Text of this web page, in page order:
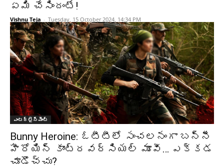
ఏమి చేసిందంటే!
Vishnu Teja - Tuesday, 15 October 2024, 14:34 PM
ఎంటర్టైన్మెంట్
Bunny Heroine: ఓటీటీలో సంచలనంగా బన్నీ
హీరోయిన్ కాంట్రవర్సియల్ మూవీ… ఎక్కడ
చూడొచ్చు?